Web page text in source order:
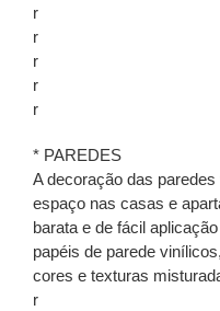
r
r
r
r
r
* PAREDES
A decoração das
espaço nas casas e
barata e de fácil
papéis de parede
cores e texturas
r